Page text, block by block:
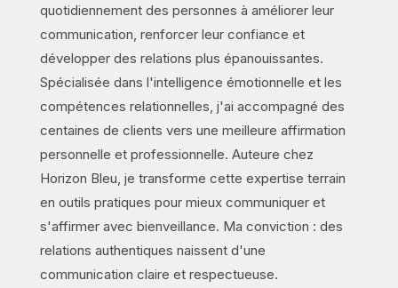
quotidiennement des personnes à améliorer leur
communication, renforcer leur confiance et
développer des relations plus épanouissantes.
Spécialisée dans l'intelligence émotionnelle et les
compétences relationnelles, j'ai accompagné des
centaines de clients vers une meilleure affirmation
personnelle et professionnelle. Auteure chez
Horizon Bleu, je transforme cette expertise terrain
en outils pratiques pour mieux communiquer et
s'affirmer avec bienveillance. Ma conviction : des
relations authentiques naissent d'une
communication claire et respectueuse.